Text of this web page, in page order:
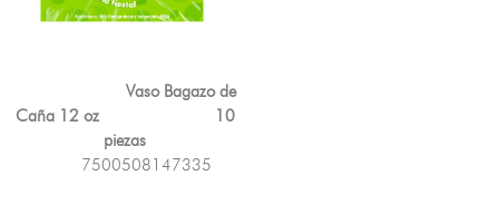
Vaso Bagazo de
Caña 12 oz 10
piezas
7500508147335